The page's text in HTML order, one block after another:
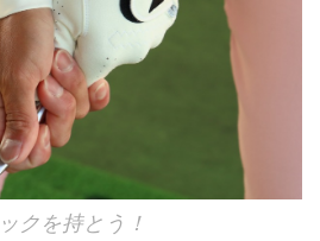
クを持とう！